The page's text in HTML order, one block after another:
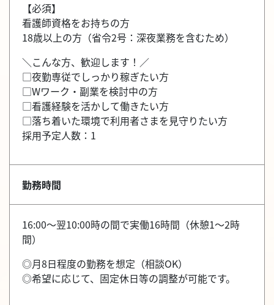
【必須】
看護師資格をお持ちの方
18歳以上の方（省令2号：深夜業務を含むため）
＼こんな方、歓迎します！／
□夜勤専従でしっかり稼ぎたい方
□Wワーク・副業を検討中の方
□看護経験を活かして働きたい方
□落ち着いた環境で利用者さまを見守りたい方
採用予定人数：1
勤務時間
16:00～翌10:00時の間で実働16時間（休憩1～2時
間）
◎月8日程度の勤務を想定（相談OK）
◎希望に応じて、固定休日等の調整が可能です。